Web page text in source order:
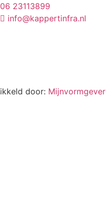
06 23113899
info@kappertinfra.nl
door: Mijnvormgever